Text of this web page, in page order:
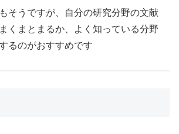
そうですが、自分の研究分野の文献
くまとまるか、よく知っている分野
るのがおすすめです